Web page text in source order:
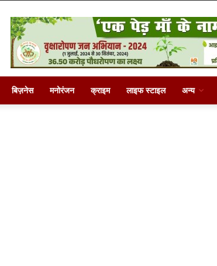
बिज़नेस मनोरंजन क्राइम लाइफ स्टाइल अन्य